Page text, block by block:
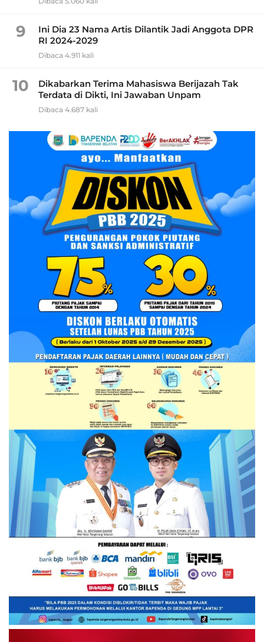
9
Ini Dia 23 Nama Artis Dilantik Jadi Anggota DPR
RI 2024-2029
Dibaca 4.911 kali
10
Dikabarkan Terima Mahasiswa Berijazah Tak
Terdata di Dikti, Ini Jawaban Unpam
Dibaca 4.687 kali